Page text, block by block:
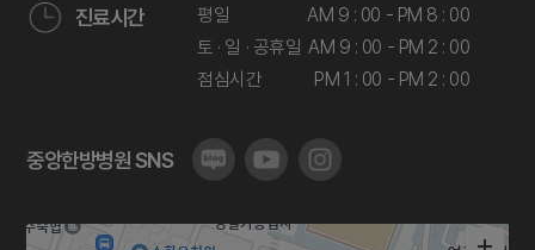
진료시간 평일
AM 9 : 00 - PM 8 : 00
토 · 일 · 공휴일 AM 9 : 00 - PM 2 : 00
점심시간
PM 1 : 00 - PM 2 : 00
중앙한방병원 SNS